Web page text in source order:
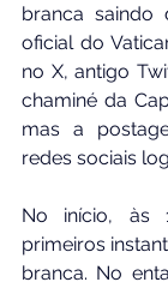
branca saindo
oficial do
no X, antigo
chaminé da
mas a
redes sociais
No início, às
primeiros
branca. No